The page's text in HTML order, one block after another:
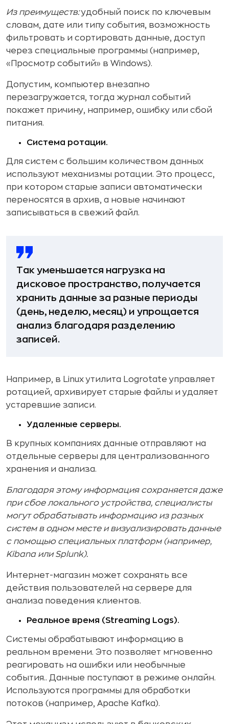
Из преимуществ:удобный поиск по ключевым
словам, дате или типу события, возможность
фильтровать и сортировать данные, доступ
через специальные программы (например,
«Просмотр событий» в Windows).
Допустим, компьютер внезапно
перезагружается, тогда журнал событий
покажет причину, например, ошибку или сбой
питания.
Система ротации.
Для систем с большим количеством данных
используют механизмы ротации. Это процесс,
при котором старые записи автоматически
переносятся в архив, а новые начинают
записываться в свежий файл.
Так уменьшается нагрузка на
дисковое пространство, получается
хранить данные за разные периоды
(день, неделю, месяц) и упрощается
анализ благодаря разделению
записей.
Например, в Linux утилита Logrotate управляет
ротацией, архивирует старые файлы и удаляет
устаревшие записи.
Удаленные серверы.
В крупных компаниях данные отправляют на
отдельные серверы для централизованного
хранения и анализа.
Благодаря этому информация сохраняется даже
при сбое локального устройства, специалисты
могут обрабатывать информацию из разных
систем в одном месте и визуализировать данные
с помощью специальных платформ (например,
Kibana или Splunk).
Интернет-магазин может сохранять все
действия пользователей на сервере для
анализа поведения клиентов.
Реальное время (Streaming Logs).
Системы обрабатывают информацию в
реальном времени. Это позволяет мгновенно
реагировать на ошибки или необычные
события.. Данные поступают в режиме онлайн.
Используются программы для обработки
потоков (например, Apache Kafka).